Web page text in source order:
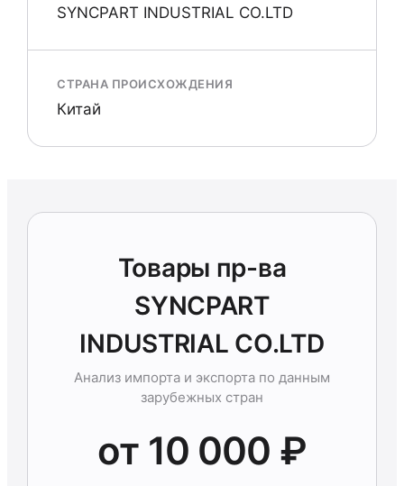
SYNCPART INDUSTRIAL CO.LTD
СТРАНА ПРОИСХОЖДЕНИЯ
Китай
Товары пр-ва
SYNCPART
INDUSTRIAL CO.LTD
Анализ импорта и экспорта по данным
зарубежных стран
от 10 000 ₽